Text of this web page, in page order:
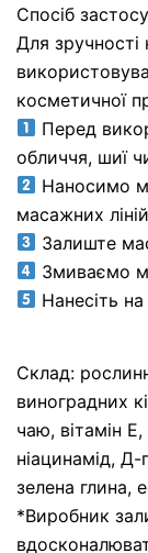
Спосіб
Для
косметичної
Перед
обличчя, шиї
Наносимо
масажних
Залиште
Змиваємо
Нанесіть
Склад:
виноградних
чаю, вітамін Е,
ніацинамід, Д-
зелена глина,
*Виробник